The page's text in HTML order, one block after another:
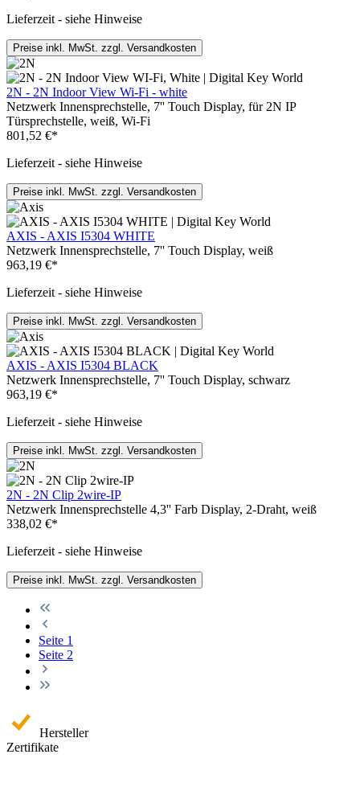
Lieferzeit - siehe Hinweise
Preise inkl. MwSt. zzgl. Versandkosten
2N - 2N Indoor View Wi-Fi - white
Netzwerk Innensprechstelle, 7'' Touch Display, für 2N IP
Türsprechstelle, weiß, Wi-Fi
801,52 €*
Lieferzeit - siehe Hinweise
Preise inkl. MwSt. zzgl. Versandkosten
AXIS - AXIS I5304 WHITE
Netzwerk Innensprechstelle, 7'' Touch Display, weiß
963,19 €*
Lieferzeit - siehe Hinweise
Preise inkl. MwSt. zzgl. Versandkosten
AXIS - AXIS I5304 BLACK
Netzwerk Innensprechstelle, 7'' Touch Display, schwarz
963,19 €*
Lieferzeit - siehe Hinweise
Preise inkl. MwSt. zzgl. Versandkosten
2N - 2N Clip 2wire-IP
Netzwerk Innensprechstelle 4,3'' Farb Display, 2-Draht, weiß
338,02 €*
Lieferzeit - siehe Hinweise
Preise inkl. MwSt. zzgl. Versandkosten
Seite 1
Seite 2
Hersteller
Zertifikate